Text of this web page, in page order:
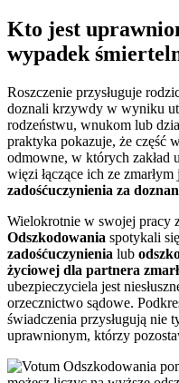
Kto jest
wypadek
Roszczenie przysługuje
doznali krzywdy w wyniku
rodzeństwu, wnukom lub
praktyka pokazuje, że część
odmowne, w których zakład
więzi łączące ich ze
zadośćuczynienia za
Wielokrotnie w swojej pracy
Odszkodowania spotykali
zadośćuczynienia lub
życiowej dla partnera
ubezpieczyciela jest
orzecznictwo sądowe.
świadczenia przysługują nie
uprawnionym, którzy